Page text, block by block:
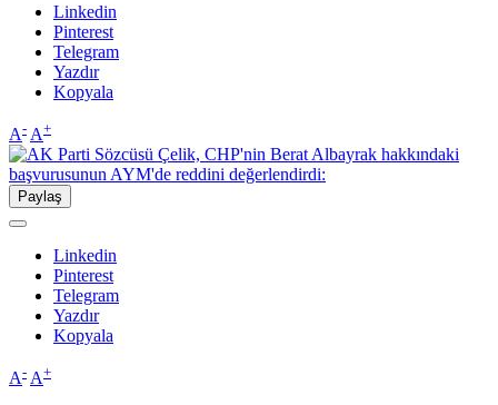
Linkedin
Pinterest
Telegram
Yazdır
Kopyala
A- A+
Paylaş
Linkedin
Pinterest
Telegram
Yazdır
Kopyala
A- A+